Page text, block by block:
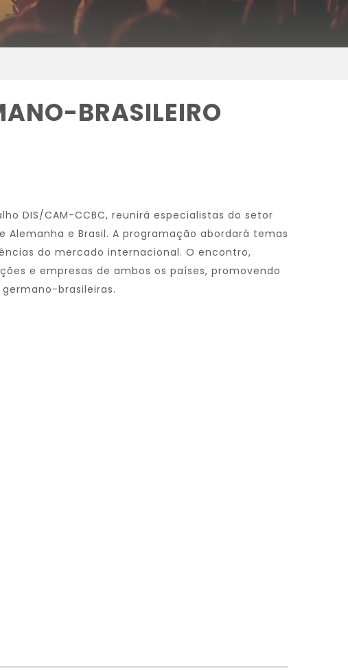
BRASILEIRO
DIS/CAM-CCBC, reunirá especialistas do setor
e Brasil. A programação abordará temas
do mercado internacional. O encontro,
e empresas de ambos os países, promovendo
brasileiras.